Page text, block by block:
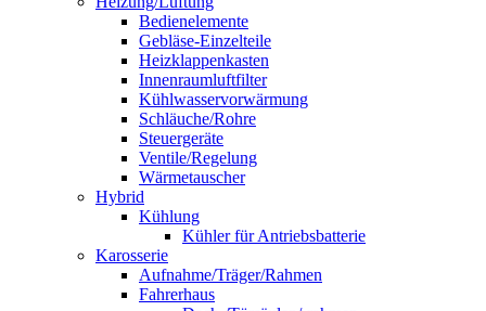
Bedienelemente
Gebläse-Einzelteile
Heizklappenkasten
Innenraumluftfilter
Kühlwasservorwärmung
Schläuche/Rohre
Steuergeräte
Ventile/Regelung
Wärmetauscher
Hybrid
Kühlung
Kühler für Antriebsbatterie
Karosserie
Aufnahme/Träger/Rahmen
Fahrerhaus